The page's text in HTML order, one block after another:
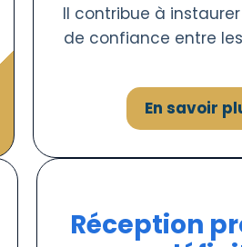
Il contribue à
de confiance entre
En savoir
Réception